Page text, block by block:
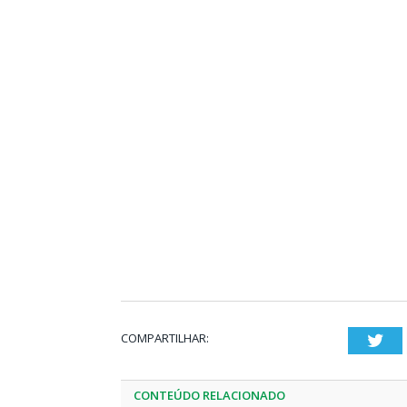
COMPARTILHAR:
CONTEÚDO RELACIONADO